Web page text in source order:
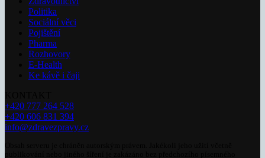
Politika
Sociální věci
Pojištění
Pharma
Rozhovory
E-Health
Ke kávě i čaji
+420 777 264 528
+420 606 831 394
info@zdravezpravy.cz